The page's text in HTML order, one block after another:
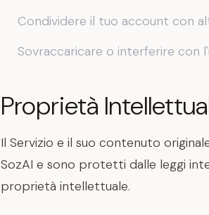
Condividere il tuo account con
Sovraccaricare o interferire con
Proprietà
Il Servizio e il suo contenuto
SozAI e sono protetti dalle leggi
proprietà intellettuale.